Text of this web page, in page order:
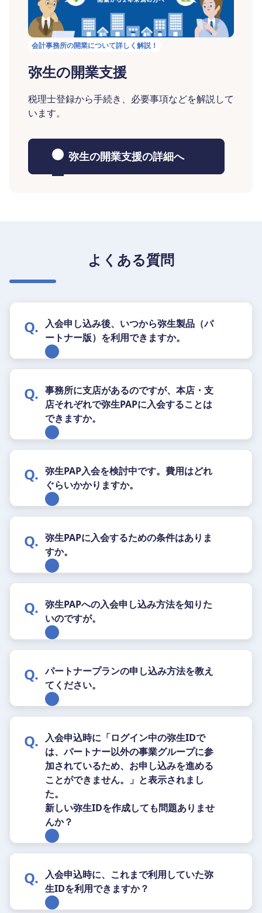
会計事務所の開業について詳しく解説！
弥生の開業支援
税理士登録から手続き、必要事項などを解説して
います。
弥生の開業支援の詳細へ
よくある質問
入会申し込み後、いつから弥生製品（パ
ートナー版）を利用できますか。
事務所に支店があるのですが、本店・支
店それぞれで弥生PAPに入会することは
できますか。
弥生PAP入会を検討中です。費用はどれ
ぐらいかかりますか。
弥生PAPに入会するための条件はありま
すか。
弥生PAPへの入会申し込み方法を知りた
いのですが。
パートナープランの申し込み方法を教え
てください。
入会申込時に「ログイン中の弥生IDで
は、パートナー以外の事業グループに参
加されているため、お申し込みを進める
ことができません。」と表示されまし
た。
新しい弥生IDを作成しても問題ありませ
んか？
入会申込時に、これまで利用していた弥
生IDを利用できますか？